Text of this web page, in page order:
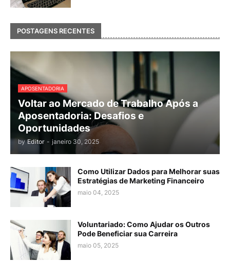
POSTAGENS RECENTES
APOSENTADORIA
Voltar ao Mercado de Trabalho Após a
Aposentadoria: Desafios e
Oportunidades
by Editor - janeiro 30, 2025
Como Utilizar Dados para Melhorar suas
Estratégias de Marketing Financeiro
maio 04, 2025
Voluntariado: Como Ajudar os Outros
Pode Beneficiar sua Carreira
maio 05, 2025